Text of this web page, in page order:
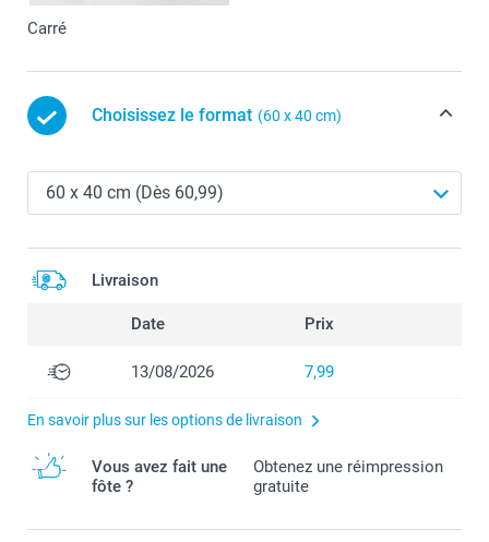
Carré
Choisissez le format (60 x 40 cm)
Livraison
Date Prix
13/08/2026 7,99
En savoir plus sur les options de livraison
Vous avez fait une
fôte ?
Obtenez une réimpression
gratuite